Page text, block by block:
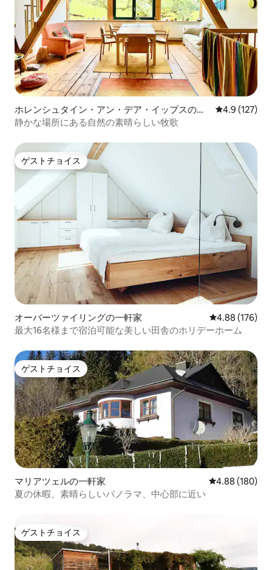
ホレンシュタイン・アン・デア・イップスの一
軒家
レビュー127
4.9 (127)
静かな場所にある自然の素晴らしい牧歌
ゲストチョイス
ゲストチョイス
オーバーツァイリングの一軒家 レビュー176
4.88 (176)
最大16名様まで宿泊可能な美しい田舎のホリデーホーム
ゲストチョイス
ゲストチョイス
マリアツェルの一軒家 レビュー180
4.88 (180)
夏の休暇、素晴らしいパノラマ、中心部に近い
ゲストチョイス
ゲストチョイス